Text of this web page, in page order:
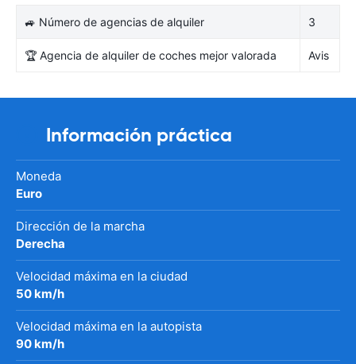
🚙 Número de agencias de alquiler 3
🏆 Agencia de alquiler de coches mejor valorada Avis
Información práctica
Moneda
Euro
Dirección de la marcha
Derecha
Velocidad máxima en la ciudad
50 km/h
Velocidad máxima en la autopista
90 km/h